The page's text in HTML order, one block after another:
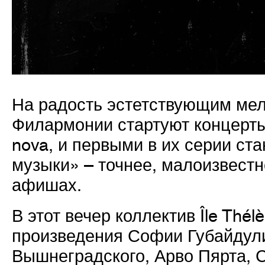
На радость эстетствующим
Филармонии стартуют
nova, и первыми в их серии
музыки» – точнее,
афишах.
В этот вечер коллектив Île
произведения Софии
Вышнеградского, Арво Пярта,